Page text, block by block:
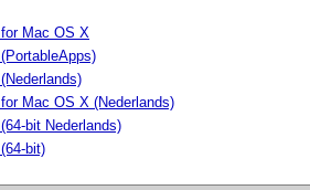
Mac OS X
Mac OS X (Nederlands)
bit Nederlands)
bit)